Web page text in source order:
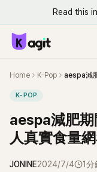
Read this
Home K-Pop
K-POP
aespa減肥期
人真實食量
JONINE2024/7/4 1分